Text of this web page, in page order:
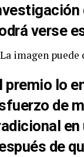
verse
premio lo
de
en
de